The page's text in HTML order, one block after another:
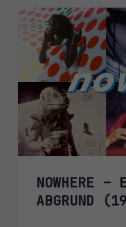
NOWHERE –
ABGRUND